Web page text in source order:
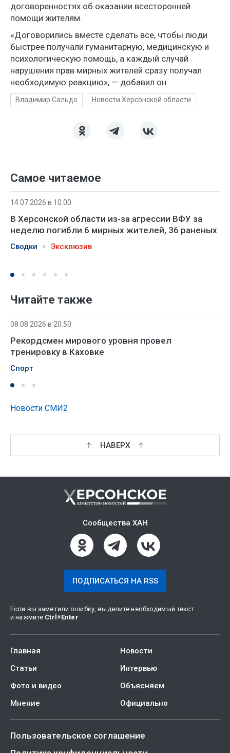
договоренностях об оказании всесторонней
помощи жителям.
«Договорились вместе сделать все, чтобы люди
быстрее получали гуманитарную, медицинскую и
психологическую помощь, а каждый случай
нарушения прав мирных жителей сразу получал
необходимую реакцию», — добавил он.
Владимир Сальдо Новости Херсонской области
Самое читаемое
14.07.2026 в 10:00
В Херсонской области из-за агрессии ВФУ за
неделю погибли 6 мирных жителей, 36 раненых
Сводки Эксклюзив
Читайте также
08.08.2026 в 20:50
Рекордсмен мирового уровня провел
тренировку в Каховке
Спорт
Новости СМИ2
НАВЕРХ
Сообщества ХАН
ПОДПИСАТЬСЯ НА RSS
Если вы заметили ошибку, выделите необходимый текст
и нажмите Ctrl +Enter
Главная
Новости
Статьи
Интервью
Фото и видео
Объясняем
Мнение
Официально
Пользовательское соглашение